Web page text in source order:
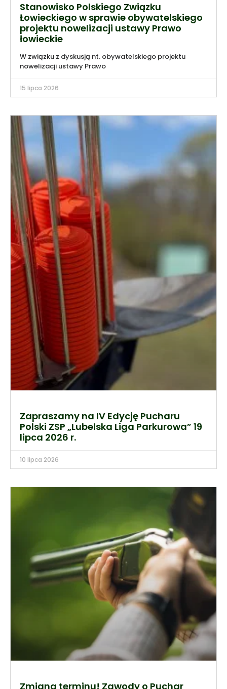
Stanowisko Polskiego Związku
Łowieckiego w sprawie obywatelskiego
projektu nowelizacji ustawy Prawo
łowieckie
W związku z dyskusją nt. obywatelskiego projektu
nowelizacji ustawy Prawo
15 lipca 2026
Zapraszamy na IV Edycję Pucharu
Polski ZSP „Lubelska Liga Parkurowa” 19
lipca 2026 r.
10 lipca 2026
Zmiana terminu! Zawody o Puchar